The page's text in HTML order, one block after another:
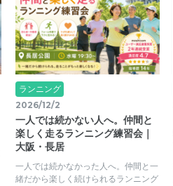
ランニング
2026/12/2
一人では続かない人へ。仲間と
楽しく走るランニング練習会｜
大阪・長居
一人では続かなかった人へ。仲間と一
緒だから楽しく続けられるランニング